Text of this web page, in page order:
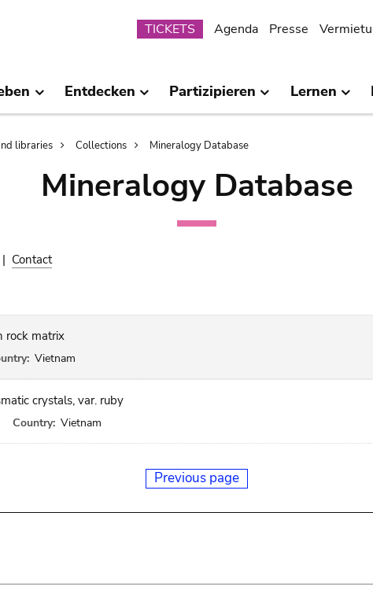
Submenu
TICKETS Agenda Presse
Entdecken Partizipieren Lernen
libraries Collections Mineralogy Database
Mineralogy Database
| Contact
rock matrix
Vietnam
crystals, var. ruby
Country: Vietnam
Previous page